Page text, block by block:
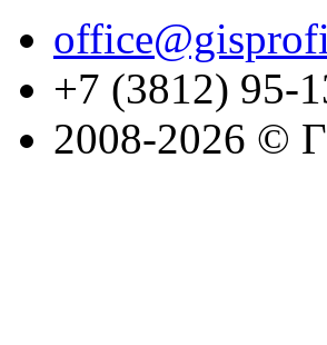
+7 (3812) 95-
2008-2026 ©